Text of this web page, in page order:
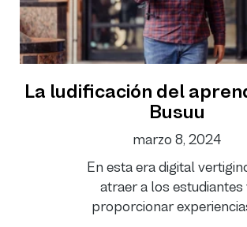
La ludificación del
Busuu
marzo 8, 2024
En esta era digital
atraer a los estudiantes
proporcionar